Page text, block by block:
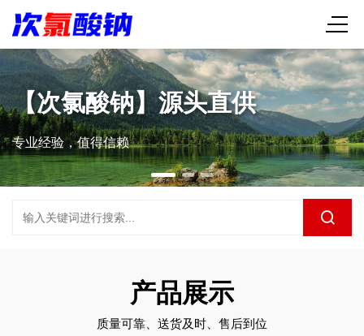
【次氯酸钠】源头直供
专业经验，值得信赖
产品展示
质量可靠、送货及时、售后到位